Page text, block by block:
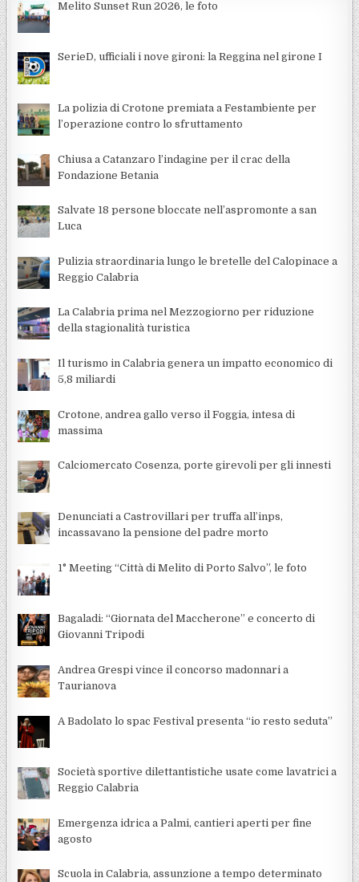
Melito Sunset Run 2026, le foto
SerieD, ufficiali i nove gironi: la Reggina nel girone I
La polizia di Crotone premiata a Festambiente per
l’operazione contro lo sfruttamento
Chiusa a Catanzaro l’indagine per il crac della
Fondazione Betania
Salvate 18 persone bloccate nell’aspromonte a san
Luca
Pulizia straordinaria lungo le bretelle del Calopinace a
Reggio Calabria
La Calabria prima nel Mezzogiorno per riduzione
della stagionalità turistica
Il turismo in Calabria genera un impatto economico di
5,8 miliardi
Crotone, andrea gallo verso il Foggia, intesa di
massima
Calciomercato Cosenza, porte girevoli per gli innesti
Denunciati a Castrovillari per truffa all’inps,
incassavano la pensione del padre morto
1° Meeting “Città di Melito di Porto Salvo”, le foto
Bagaladi: “Giornata del Maccherone” e concerto di
Giovanni Tripodi
Andrea Grespi vince il concorso madonnari a
Taurianova
A Badolato lo spac Festival presenta “io resto seduta”
Società sportive dilettantistiche usate come lavatrici a
Reggio Calabria
Emergenza idrica a Palmi, cantieri aperti per fine
agosto
Scuola in Calabria, assunzione a tempo determinato